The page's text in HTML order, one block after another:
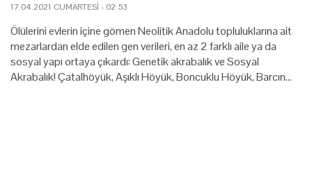
17.04.2021 CUMARTESI - 02:53
Ölülerini evlerin içine gömen Neolitik Anadolu topluluklarına ait
mezarlardan elde edilen gen verileri, en az 2 farklı aile ya da
sosyal yapı ortaya çıkardı: Genetik akrabalık ve Sosyal
Akrabalık! Çatalhöyük, Aşıklı Höyük, Boncuklu Höyük, Barcın…